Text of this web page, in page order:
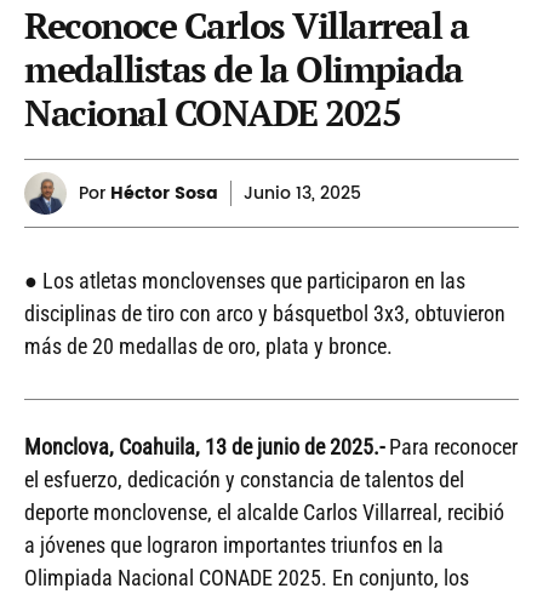
Reconoce Carlos Villarreal a
medallistas de la Olimpiada
Nacional CONADE 2025
Por Héctor Sosa Junio13, 2025
● Los atletas monclovenses que participaron en las
disciplinas de tiro con arco y básquetbol 3x3, obtuvieron
más de 20 medallas de oro, plata y bronce.
Monclova, Coahuila, 13 de junio de2025.-Para reconocer
el esfuerzo, dedicación y constancia de talentos del
deporte monclovense, el alcalde Carlos Villarreal, recibió
a jóvenes que lograron importantes triunfos en la
Olimpiada Nacional CONADE 2025. En conjunto, los